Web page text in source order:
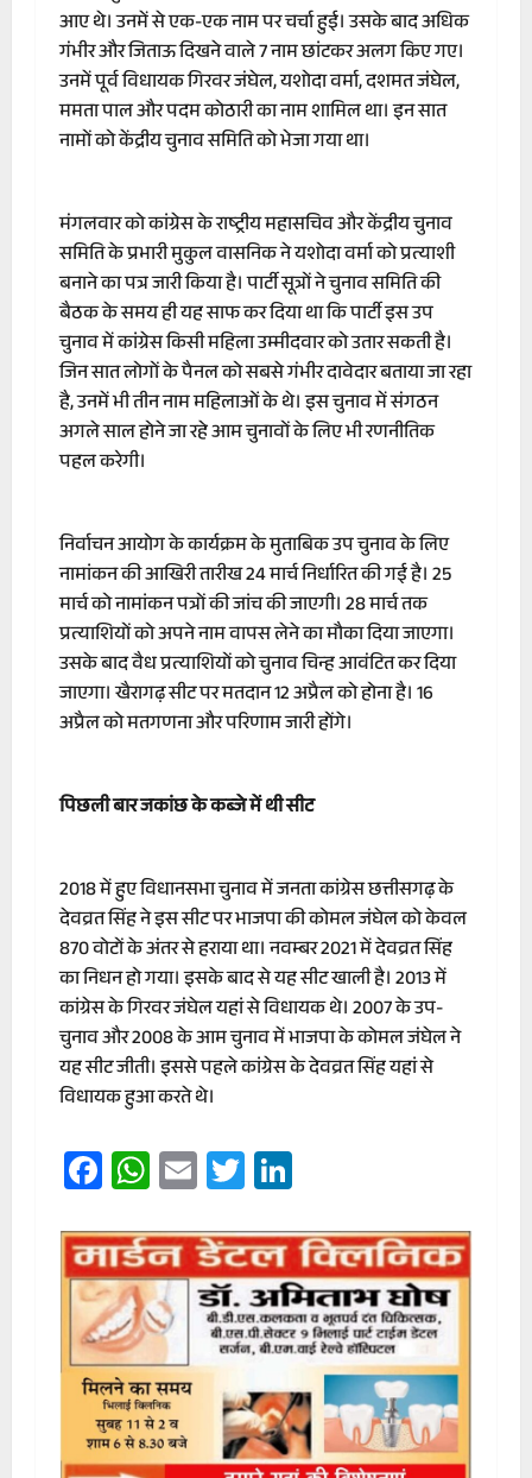
आए थे। उनमें से एक-एक नाम पर चर्चा हुई। उसके बाद अधिक
गंभीर और जिताऊ दिखने वाले 7 नाम छांटकर अलग किए गए।
उनमें पूर्व विधायक गिरवर जंघेल, यशोदा वर्मा, दशमत जंघेल,
ममता पाल और पदम कोठारी का नाम शामिल था। इन सात
नामों को केंद्रीय चुनाव समिति को भेजा गया था।
मंगलवार को कांग्रेस के राष्ट्रीय महासचिव और केंद्रीय चुनाव
समिति के प्रभारी मुकुल वासनिक ने यशोदा वर्मा को प्रत्याशी
बनाने का पत्र जारी किया है। पार्टी सूत्रों ने चुनाव समिति की
बैठक के समय ही यह साफ कर दिया था कि पार्टी इस उप
चुनाव में कांग्रेस किसी महिला उम्मीदवार को उतार सकती है।
जिन सात लोगों के पैनल को सबसे गंभीर दावेदार बताया जा रहा
है, उनमें भी तीन नाम महिलाओं के थे। इस चुनाव में संगठन
अगले साल होने जा रहे आम चुनावों के लिए भी रणनीतिक
पहल करेगी।
निर्वाचन आयोग के कार्यक्रम के मुताबिक उप चुनाव के लिए
नामांकन की आखिरी तारीख 24 मार्च निर्धारित की गई है। 25
मार्च को नामांकन पत्रों की जांच की जाएगी। 28 मार्च तक
प्रत्याशियों को अपने नाम वापस लेने का मौका दिया जाएगा।
उसके बाद वैध प्रत्याशियों को चुनाव चिन्ह आवंटित कर दिया
जाएगा। खैरागढ़ सीट पर मतदान 12 अप्रैल को होना है। 16
अप्रैल को मतगणना और परिणाम जारी होंगे।
पिछली बार जकांछ के कब्जे में थी सीट
2018 में हुए विधानसभा चुनाव में जनता कांग्रेस छत्तीसगढ़ के
देवव्रत सिंह ने इस सीट पर भाजपा की कोमल जंघेल को केवल
870 वोटों के अंतर से हराया था। नवम्बर 2021 में देवव्रत सिंह
का निधन हो गया। इसके बाद से यह सीट खाली है। 2013 में
कांग्रेस के गिरवर जंघेल यहां से विधायक थे। 2007 के उप-
चुनाव और 2008 के आम चुनाव में भाजपा के कोमल जंघेल ने
यह सीट जीती। इससे पहले कांग्रेस के देवव्रत सिंह यहां से
विधायक हुआ करते थे।
Facebook
WhatsApp
EmailTwitter